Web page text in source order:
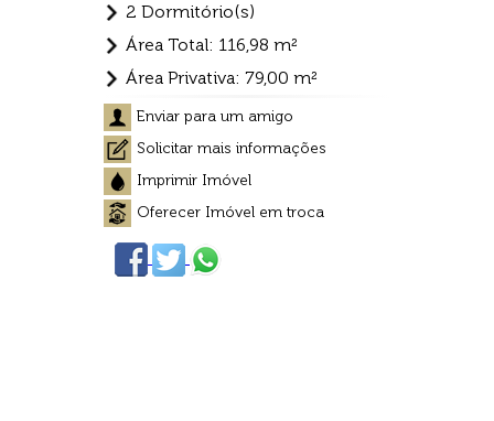
2 Dormitório(s)
Área Total: 116,98 m²
Área Privativa: 79,00 m²
Enviar para um amigo
Solicitar mais informações
Imprimir Imóvel
Oferecer Imóvel em troca